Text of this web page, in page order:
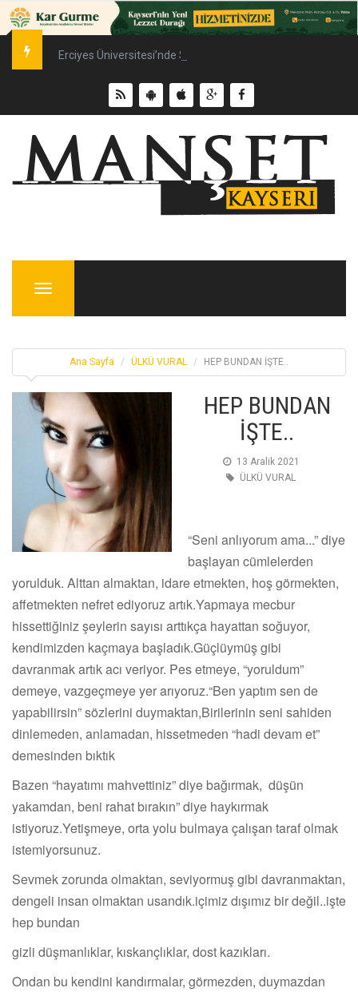
Erciyes Üniversitesi’nde Sürdürülebilir Enerji Hamlesi
Menu
Ana Sayfa ÜLKÜ VURAL HEP BUNDAN İŞTE..
HEP BUNDAN
İŞTE..
13 Aralik 2021
ÜLKÜ VURAL
“Seni anlıyorum ama...” diye
başlayan cümlelerden
yorulduk. Alttan almaktan, idare etmekten, hoş görmekten,
affetmekten nefret ediyoruz artık.Yapmaya mecbur
hissettiğiniz şeylerin sayısı arttıkça hayattan soğuyor,
kendimizden kaçmaya başladık.Güçlüymüş gibi
davranmak artık acı veriyor. Pes etmeye, “yoruldum”
demeye, vazgeçmeye yer arıyoruz.“Ben yaptım sen de
yapabilirsin” sözlerini duymaktan,Birilerinin seni sahiden
dinlemeden, anlamadan, hissetmeden “hadi devam et”
demesinden bıktık
Bazen “hayatımı mahvettiniz” diye bağırmak, düşün
yakamdan, beni rahat bırakın” diye haykırmak
istiyoruz.Yetişmeye, orta yolu bulmaya çalışan taraf olmak
istemiyorsunuz.
Sevmek zorunda olmaktan, seviyormuş gibi davranmaktan,
dengeli insan olmaktan usandık.içimiz dışımız bir değil..işte
hep bundan
gizli düşmanlıklar, kıskançlıklar, dost kazıkları.
Ondan bu kendini kandırmalar, görmezden, duymazdan